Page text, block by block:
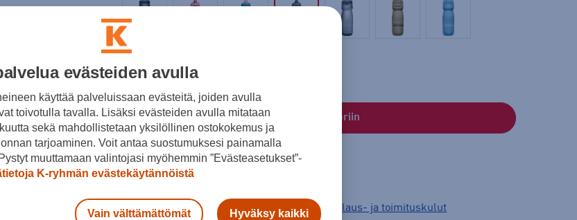
Lisää ostoskoriin
Arvioitu toimitusaika 1-3 arkipäivää. Tilaus- ja toimituskulut
evästeiden avulla
käyttää palveluissaan evästeitä, joiden avulla
toivotulla tavalla. Lisäksi evästeiden avulla mitataan
sekä mahdollistetaan yksilöllinen ostokokemus ja
tarjoaminen. Voit antaa suostumuksesi painamalla
muuttamaan valintojasi myöhemmin ”Evästeasetukset”-
K-ryhmän evästekäytännöistä
Vain välttämättömät Hyväksy kaikki